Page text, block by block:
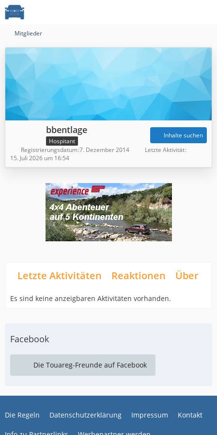
Mitglieder
bbentlage
Hospitant
Inhalte suchen
Registrierungsdatum 7. Dezember 2014
Letzte Aktivität
15. Juli 2026 um 16:54
Letzte Aktivitäten Reaktionen Über
Es sind keine anzeigbaren Aktivitäten vorhanden.
Facebook
Die Touareg-Freunde auf Facebook
Die Regeln Datenschutzerklärung Impressum Kontakt